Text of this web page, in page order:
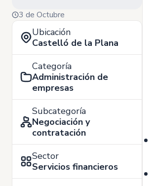
3 de Octubre
Ubicación
Castelló de la Plana
Categoría
Administración de
empresas
Subcategoría
Negociación y
contratación
Sector
Servicios financieros